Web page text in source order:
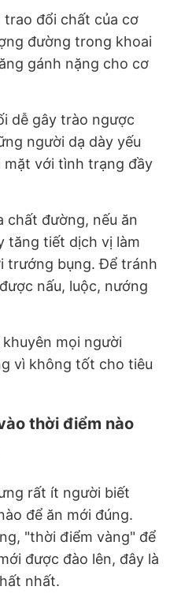
trao đổi chất của cơ
đường trong khoai
gánh nặng cho cơ
dễ gây trào ngược
người dạ dày yếu
mặt với tình trạng đầy
chất đường, nếu ăn
tăng tiết dịch vị làm
trướng bụng. Để tránh
nấu, luộc, nướng
mọi người
vì không tốt cho tiêu
thời điểm nào
rất ít người biết
để ăn mới đúng.
"thời điểm vàng" để
được đào lên, đây là
nhất.